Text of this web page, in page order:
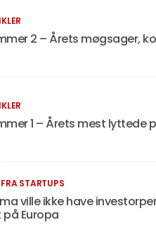
2 – Årets møgsager,
1 – Årets mest lyttede
STARTUPS
ville ikke have
på Europa